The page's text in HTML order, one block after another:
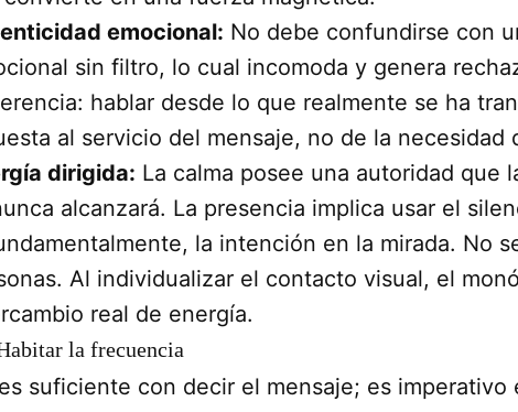
emocional: No debe confundirse con
sin filtro, lo cual incomoda y genera
hablar desde lo que realmente se ha
al servicio del mensaje, no de la necesidad
dirigida: La calma posee una autoridad
alcanzará. La presencia implica usar el
la intención en la mirada. No
Al individualizar el contacto visual, el
real de energía.
la frecuencia
suficiente con decir el mensaje; es